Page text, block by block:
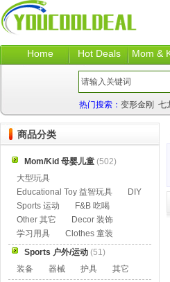
Home Hot Deals Mom &
热门搜索： 变形金刚 七
商品分类
Mom/Kid 母婴儿童 (502)
大型玩具
Educational Toy 益智玩具
DIY
Sports 运动
F&B 吃喝
Other 其它
Decor 装饰
学习用具
Clothes 童装
Sports 户外/运动 (51)
装备
器械 护具
其它